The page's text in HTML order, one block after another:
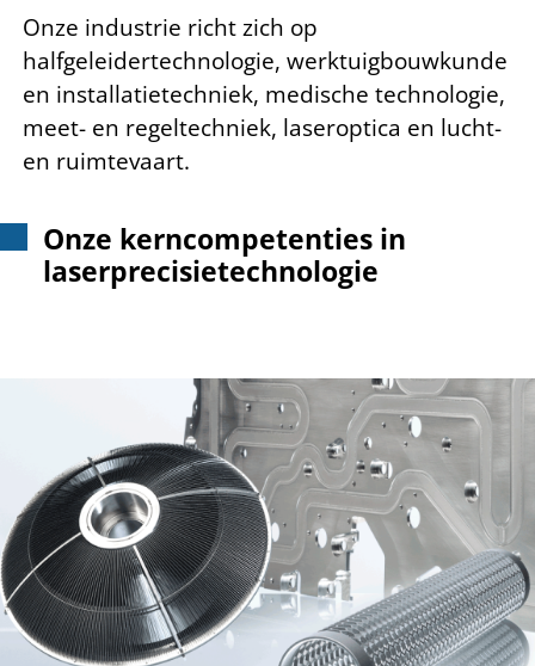
Onze industrie richt zich op
halfgeleidertechnologie, werktuigbouwkunde
en installatietechniek, medische technologie,
meet- en regeltechniek, laseroptica en lucht-
en ruimtevaart.
Onze kerncompetenties in
laserprecisietechnologie